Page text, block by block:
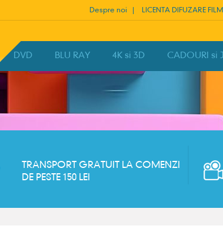
Despre noi LICENTA DIFUZARE
DVD BLU RAY 4K si 3D CADOURI si
TRANSPORT GRATUIT LA COMENZI
DE PESTE 150 LEI